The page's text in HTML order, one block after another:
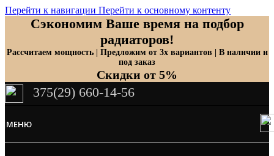
Перейти к навигации Перейти к основному контенту
Сэкономим Ваше время на подбор
радиаторов!
Рассчитаем мощность | Предложим от 3х вариантов | В наличии и
под заказ
Скидки от 5%
375(29) 660-14-56
МЕНЮ